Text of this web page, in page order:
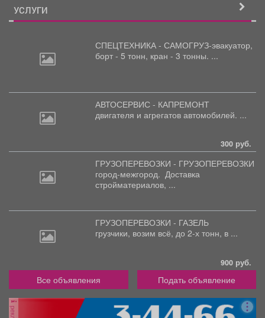
УСЛУГИ
СПЕЦТЕХНИКА - САМОГРУЗ-эвакуатор,
борт - 5 тонн, кран - 3 тонны. ...
АВТОСЕРВИС - КАПРЕМОНТ
двигателя и агрегатов автомобилей. ...
300 руб.
ГРУЗОПЕРЕВОЗКИ - ГРУЗОПЕРЕВОЗКИ
город-межгород. Доставка
стройматериалов, ...
ГРУЗОПЕРЕВОЗКИ - ГАЗЕЛЬ
грузчики, возим всё, до 2-х тонн, в ...
900 руб.
Все объявления Подать объявление